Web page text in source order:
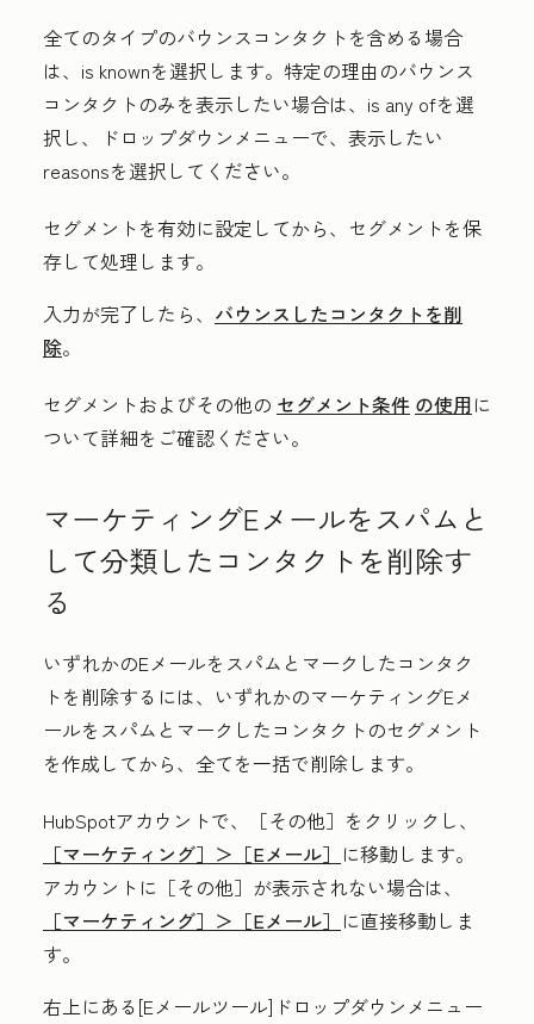
全てのタイプのバウンスコンタクトを含める場合
は、 is knownを選択します。特定の理由のバウンス
コンタクトのみを表示したい場合は、 is any ofを選
択し、ドロップダウンメニューで、表示したい
reasonsを選択してください。
セグメントを有効に設定してから、セグメントを保
存して処理します。
入力が完了したら、 バウンスしたコンタクトを削
除。
セグメントおよびその他の セグメント条件 の使用に
ついて詳細をご確認ください。
マーケティングEメールをスパムと
して分類したコンタクトを削除す
る
いずれかのEメールをスパムとマークしたコンタク
トを削除するには、いずれかのマーケティングEメ
ールをスパムとマークしたコンタクトのセグメント
を作成してから、全てを一括で削除します。
HubSpotアカウントで、
［その他］をクリックし、
［マーケティング］＞ ［Eメール］ に移動します。
アカウントに ［その他］が表示されない場合は、
［マーケティング］＞ ［Eメール］ に直接移動しま
す。
右上にある[Eメールツール] ドロップダウンメニュー